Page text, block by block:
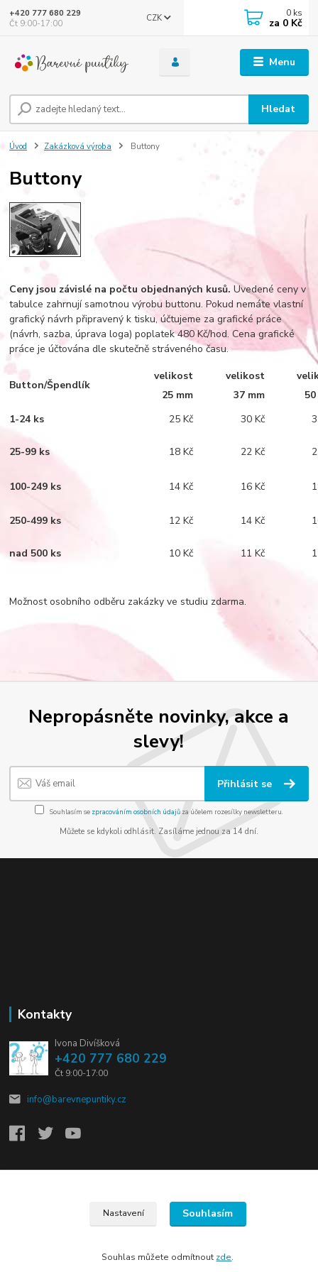
Menu
CZK
Hledat
+420 777 680 229
Čt 9:00-17:00
0 ks
za 0 Kč
Úvod Zakázková výroba Buttony
Buttony
Ceny jsou závislé na počtu objednaných kusů.Uvedené ceny v
tabulce zahrnují samotnou výrobu buttonu. Pokud nemáte vlastní
grafický návrh připravený k tisku, účtujeme za grafické práce
(návrh, sazba, úprava loga) poplatek 480 Kč/hod. Cena grafické
práce je účtována dle skutečně stráveného času.
Button/Špendlík
velikost velikost
25 mm
37 mm
1-24 ks
25 Kč 30 Kč
25-99 ks 18 Kč 22 Kč
100-249 ks 14 Kč 16 Kč
250-499 ks 12 Kč 14 Kč
nad 500 ks 10 Kč 11 Kč
Možnost osobního odběru zakázky ve studiu zdarma.
Nepropásněte novinky, akce a
slevy!
Přihlásit se
Souhlasím se zpracováním osobních údajů za účelem rozesílky newsletteru.
Můžete se kdykoli odhlásit. Zasíláme jednou za 14 dní.
Kontakty
Ivona Divíšková
+420 777 680 229
Čt 9:00-17:00
info@barevnepuntiky.cz
Eshop-rychle.cz
Nastavení
Souhlasím
Souhlas můžete odmítnout zde.